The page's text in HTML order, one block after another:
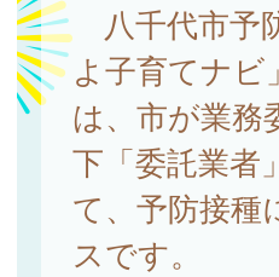
八千代市予
よ子育てナビ
は、市が業務
下「委託業者
て、予防接種
スです。